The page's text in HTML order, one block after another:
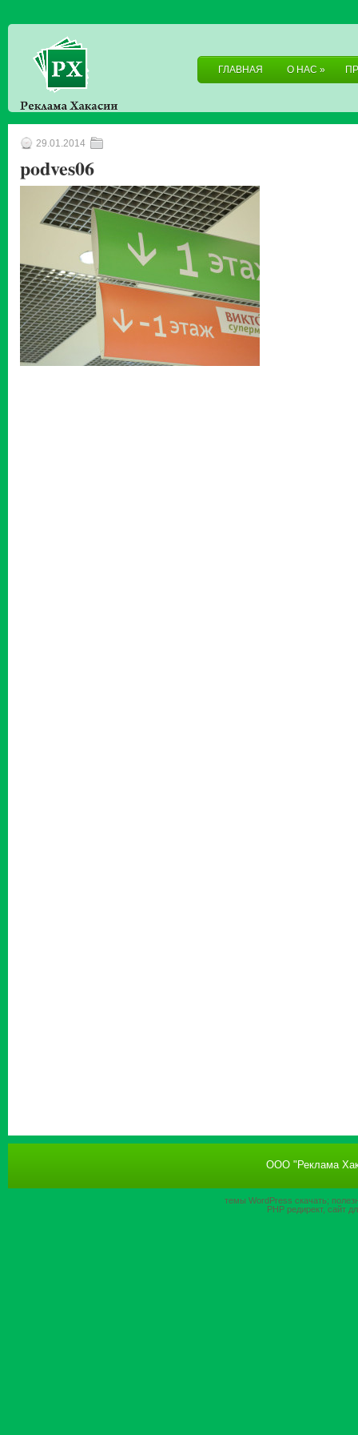
ГЛАВНАЯ О НАС »
29.01.2014
podves06
ООО "Реклама
темы WordPress скачать;
PHP редирект, сайт